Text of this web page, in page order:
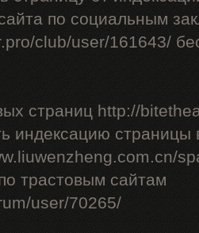
по социальным
club/user/161643/
страниц http://
индексацию страницы
трастовым сайтам
user/70265/